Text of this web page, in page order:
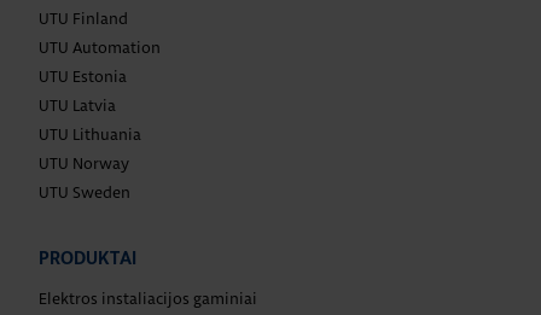
UTU Finland
UTU Automation
UTU Estonia
UTU Latvia
UTU Lithuania
UTU Norway
UTU Sweden
PRODUKTAI
Elektros instaliacijos gaminiai